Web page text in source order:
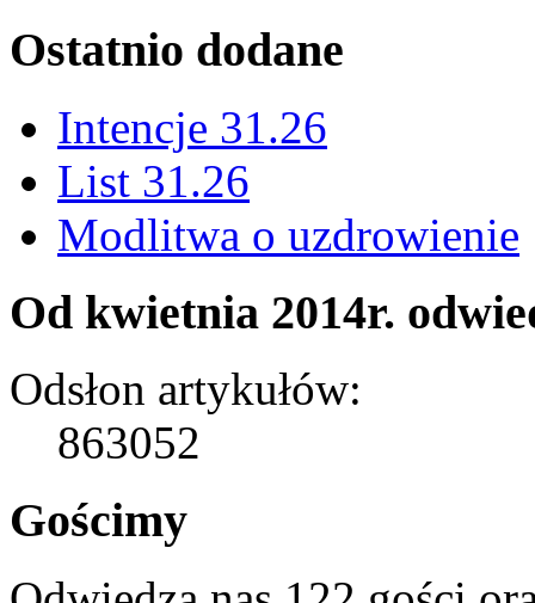
Ostatnio dodane
Intencje 31.26
List 31.26
Modlitwa o uzdrowienie
Od kwietnia 2014r.
Odsłon artykułów:
863052
Gościmy